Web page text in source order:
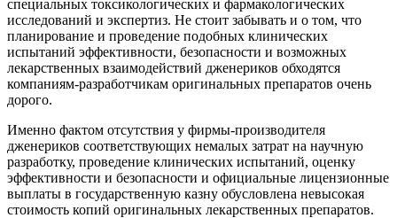
специальных токсикологических и фармакологических
исследований и экспертиз. Не стоит забывать и о том, что
планирование и проведение подобных клинических
испытаний эффективности, безопасности и возможных
лекарственных взаимодействий дженериков обходятся
компаниям-разработчикам оригинальных препаратов очень
дорого.
Именно фактом отсутствия у фирмы-производителя
дженериков соответствующих немалых затрат на научную
разработку, проведение клинических испытаний, оценку
эффективности и безопасности и официальные лицензионные
выплаты в государственную казну обусловлена невысокая
стоимость копий оригинальных лекарственных препаратов.